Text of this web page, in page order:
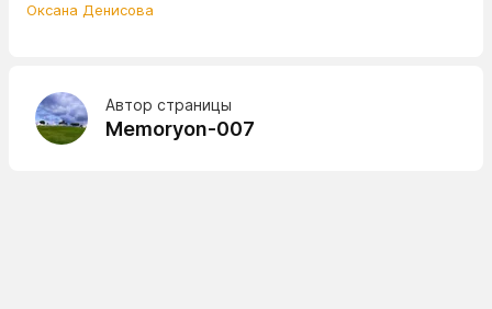
Оксана Денисова
Автор страницы
Memoryon-007